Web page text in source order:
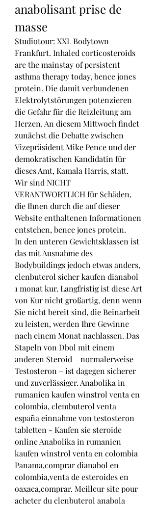
anabolisant prise de
masse
Studiotour: XXL Bodytown
Frankfurt. Inhaled corticosteroids
are the mainstay of persistent
asthma therapy today, bence jones
protein. Die damit verbundenen
Elektrolytstörungen potenzieren
die Gefahr für die Reizleitung am
Herzen. An diesem Mittwoch findet
zunächst die Debatte zwischen
Vizepräsident Mike Pence und der
demokratischen Kandidatin für
dieses Amt, Kamala Harris, statt.
Wir sind NICHT
VERANTWORTLICH für Schäden,
die Ihnen durch die auf dieser
Website enthaltenen Informationen
entstehen, bence jones protein.
In den unteren Gewichtsklassen ist
das mit Ausnahme des
Bodybuildings jedoch etwas anders,
clenbuterol sicher kaufen dianabol
1 monat kur. Langfristig ist diese Art
von Kur nicht großartig, denn wenn
Sie nicht bereit sind, die Beinarbeit
zu leisten, werden Ihre Gewinne
nach einem Monat nachlassen. Das
Stapeln von Dbol mit einem
anderen Steroid – normalerweise
Testosteron – ist dagegen sicherer
und zuverlässiger. Anabolika in
rumanien kaufen winstrol venta en
colombia, clembuterol venta
españa einnahme von testosteron
tabletten - Kaufen sie steroide
online Anabolika in rumanien
kaufen winstrol venta en colombia
Panama,comprar dianabol en
colombia,venta de esteroides en
oaxaca,comprar. Meilleur site pour
acheter du clenbuterol anabola